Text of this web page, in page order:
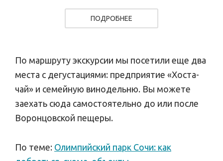
ПОДРОБНЕЕ
По маршруту экскурсии мы посетили еще два
места с дегустациями: предприятие «Хоста-
чай» и семейную винодельню. Вы можете
заехать сюда самостоятельно до или после
Воронцовской пещеры.
По теме: Олимпийский парк Сочи: как